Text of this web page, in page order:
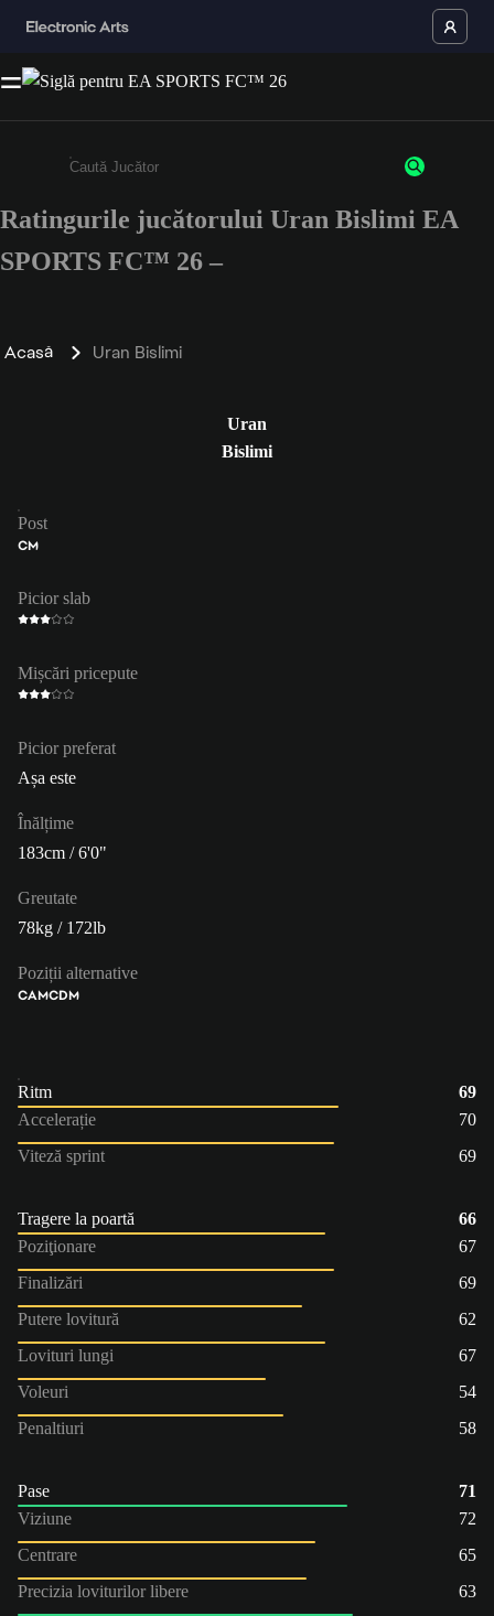
Enter a minimum of 3 characters or numbers
Ratingurile jucătorului Uran Bislimi EA
SPORTS FC™ 26 –
Acasă Uran Bislimi
Uran
Bislimi
Post
CM
Picior slab
Mișcări pricepute
Picior preferat
Așa este
Înălțime
183cm / 6'0"
Greutate
78kg / 172lb
Poziții alternative
CAMCDM
Ritm
69
Accelerație
70
Viteză sprint
69
Tragere la poartă
66
Poziţionare
67
Finalizări
69
Putere lovitură
62
Lovituri lungi
67
Voleuri
54
Penaltiuri
58
Pase
71
Viziune
72
Centrare
65
Precizia loviturilor libere
63